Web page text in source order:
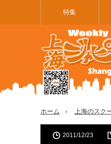
特集
ホーム 上海のスク
2011/12/23